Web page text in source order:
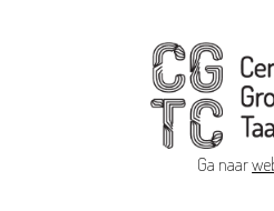
Ga naar